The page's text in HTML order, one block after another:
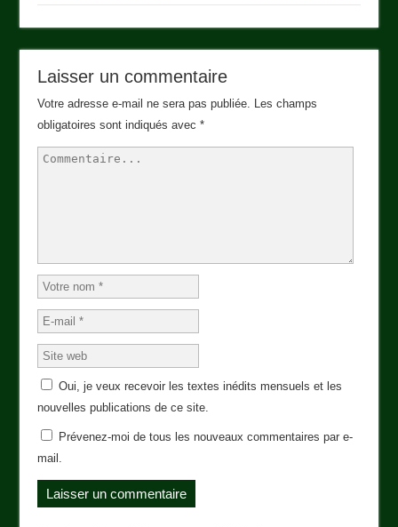
Laisser un commentaire
Votre adresse e-mail ne sera pas publiée. Les champs
obligatoires sont indiqués avec*
Oui, je veux recevoir les textes inédits mensuels et les
nouvelles publications de ce site.
Prévenez-moi de tous les nouveaux commentaires par e-
mail.